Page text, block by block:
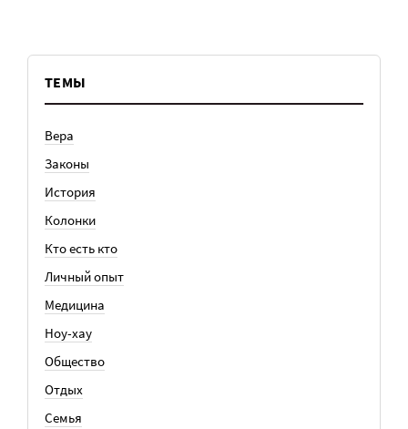
ТЕМЫ
Вера
Законы
История
Колонки
Кто есть кто
Личный опыт
Медицина
Ноу-хау
Общество
Отдых
Семья